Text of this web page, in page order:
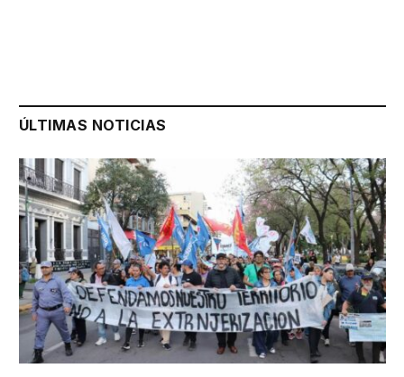
ÚLTIMAS NOTICIAS